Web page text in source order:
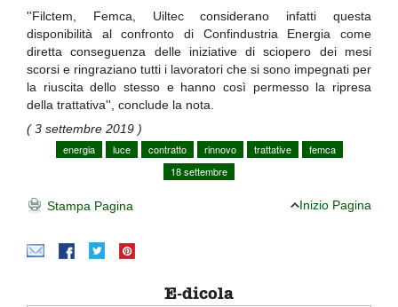
''Filctem, Femca, Uiltec considerano infatti questa
disponibilità al confronto di Confindustria Energia come
diretta conseguenza delle iniziative di sciopero dei mesi
scorsi e ringraziano tutti i lavoratori che si sono impegnati per
la riuscita dello stesso e hanno così permesso la ripresa
della trattativa'', conclude la nota.
( 3 settembre 2019 )
energia
luce contratto rinnovo trattative
femca
18 settembre
Stampa Pagina Inizio Pagina
E-dicola